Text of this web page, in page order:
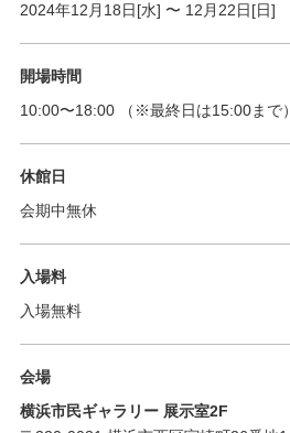
2024年12月18日[水] 〜 12月22日[日]
開場時間
10:00〜18:00（※最終日は15:00まで）
休館日
会期中無休
入場料
入場無料
会場
横浜市民ギャラリー 展示室2F